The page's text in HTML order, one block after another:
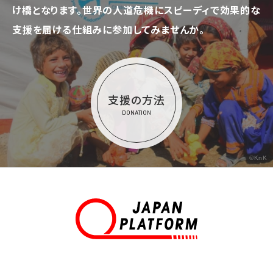
け橋となります。世界の人道危機にスピーディで効果的な
支援を届ける仕組みに参加してみませんか。
支援の方法
DONATION
©KnK